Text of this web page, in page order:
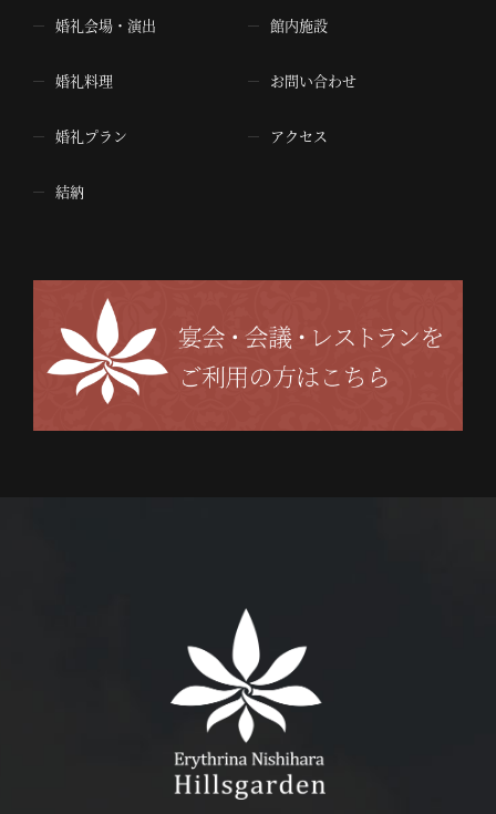
婚礼会場・演出
婚礼料理
婚礼プラン
結納
館内施設
お問い合わせ
アクセス